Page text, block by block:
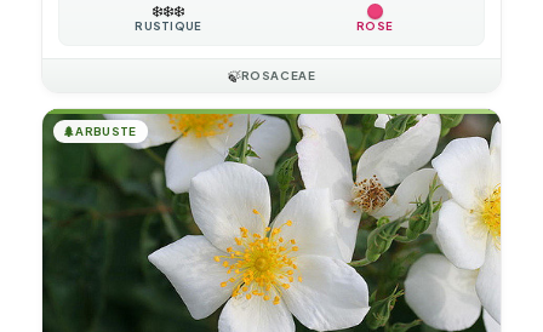
❄️❄️❄️
RUSTIQUE ROSE
🍃ROSACEAE
🌲ARBUSTE